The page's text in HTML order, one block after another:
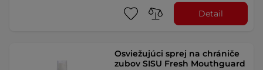
Detail
Osviežujúci sprej na chrániče
zubov SISU Fresh Mouthguard